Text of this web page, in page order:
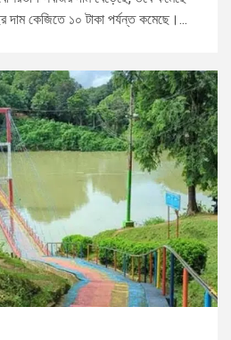
কেজিতে ১০ টাকা পর্যন্ত কমেছে।...